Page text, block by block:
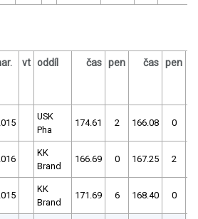
vt oddíl čas pen čas pen
USK
Pha
174.61 2 166.08 0
KK
Brand
166.69 0 167.25 2
KK
Brand
171.69 6 168.40 0